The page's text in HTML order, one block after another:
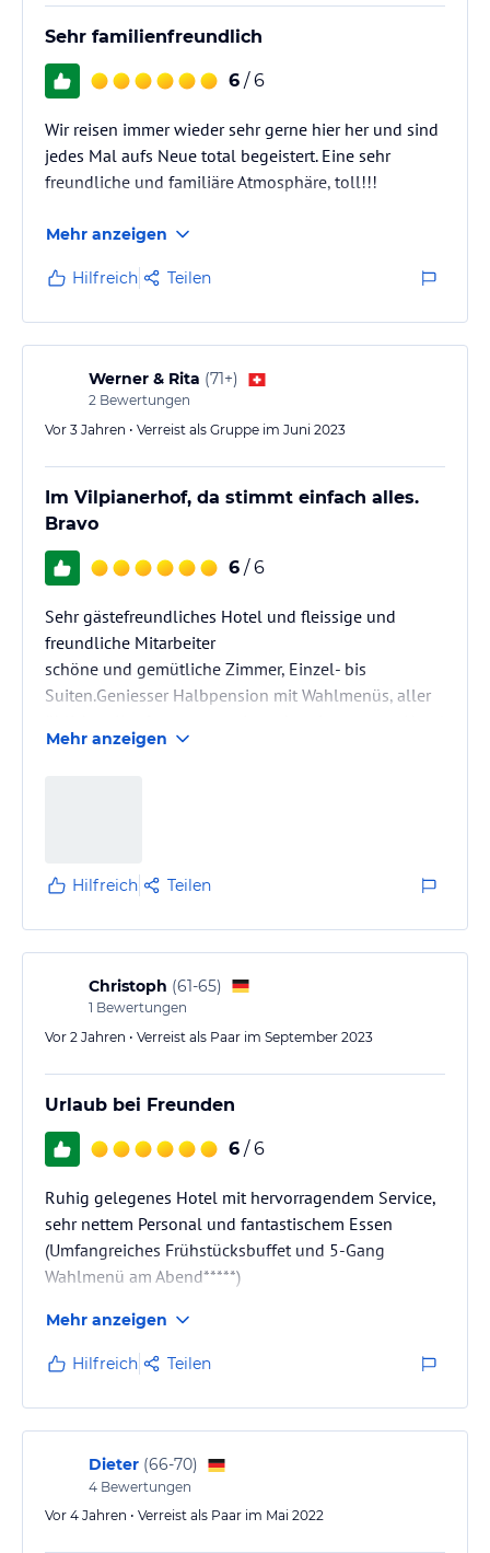
Sehr familienfreundlich
6 / 6
Wir reisen immer wieder sehr gerne hier her und sind
jedes Mal aufs Neue total begeistert. Eine sehr
freundliche und familiäre Atmosphäre, toll!!!
Mehr anzeigen
Hilfreich Teilen
Werner & Rita (71+)
2 Bewertungen
Vor 3 Jahren • Verreist als Gruppe im Juni 2023
Im Vilpianerhof, da stimmt einfach alles.
Bravo
6 / 6
Sehr gästefreundliches Hotel und fleissige und
freundliche Mitarbeiter
schöne und gemütliche Zimmer, Einzel- bis
Suiten.Geniesser Halbpension mit Wahlmenüs, aller
gehört.
Mehr anzeigen
Hilfreich Teilen
Christoph (61-65)
1 Bewertungen
Vor 2 Jahren • Verreist als Paar im September 2023
Urlaub bei Freunden
6 / 6
Ruhig gelegenes Hotel mit hervorragendem Service,
sehr nettem Personal und fantastischem Essen
(Umfangreiches Frühstücksbuffet und 5-Gang
Wahlmenü am Abend*****)
Mehr anzeigen
Hilfreich Teilen
Dieter (66-70)
4 Bewertungen
Vor 4 Jahren • Verreist als Paar im Mai 2022